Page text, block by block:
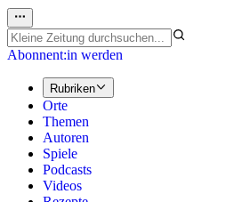
Abonnent:in werden
Rubriken
Orte
Themen
Autoren
Spiele
Podcasts
Videos